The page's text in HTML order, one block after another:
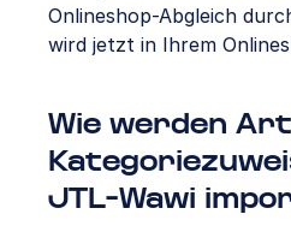
Onlineshop-Abgleich
wird jetzt in Ihrem
Wie werden
JTL-Wawi